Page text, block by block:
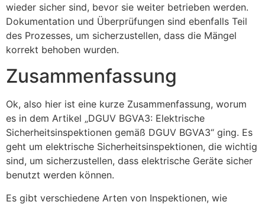
wieder sicher sind, bevor sie weiter betrieben werden.
Dokumentation und Überprüfungen sind ebenfalls Teil
des Prozesses, um sicherzustellen, dass die Mängel
korrekt behoben wurden.
Zusammenfassung
Ok, also hier ist eine kurze Zusammenfassung, worum
es in dem Artikel „DGUV BGVA3: Elektrische
Sicherheitsinspektionen gemäß DGUV BGVA3“ ging. Es
geht um elektrische Sicherheitsinspektionen, die wichtig
sind, um sicherzustellen, dass elektrische Geräte sicher
benutzt werden können.
Es gibt verschiedene Arten von Inspektionen, wie